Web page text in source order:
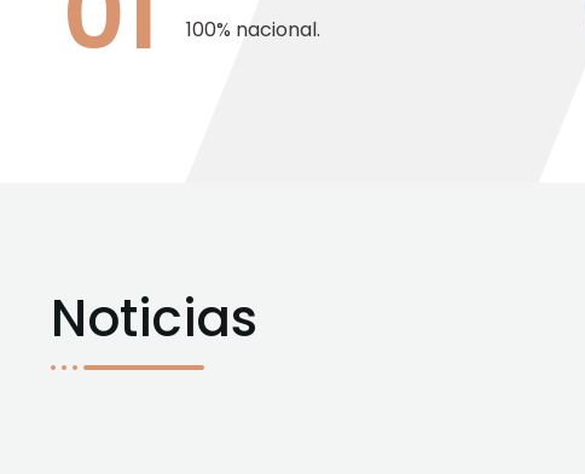
100% nacional.
Noticias